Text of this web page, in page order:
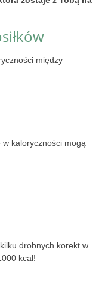
między
kaloryczności mogą
drobnych korekt w
kcal!